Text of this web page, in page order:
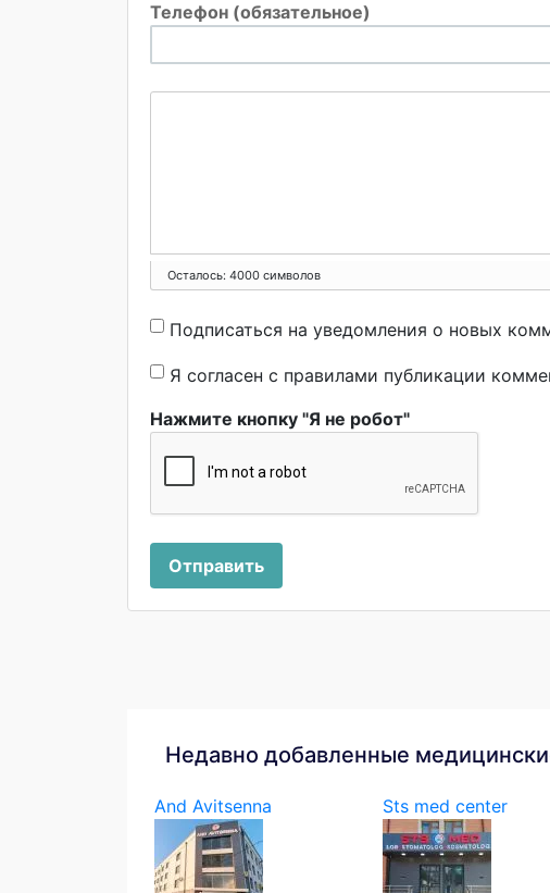
Телефон (обязательное)
Осталось: 4000 символов
Подписаться на уведомления о новых
Я согласен с правилами публикации
Нажмите кнопку "Я не робот"
Отправить
Недавно добавленные
And Avitsenna Sts med center